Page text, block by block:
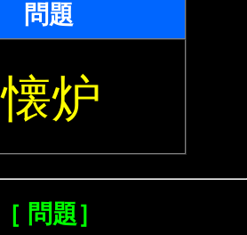
問題
懐炉
［ 問題］